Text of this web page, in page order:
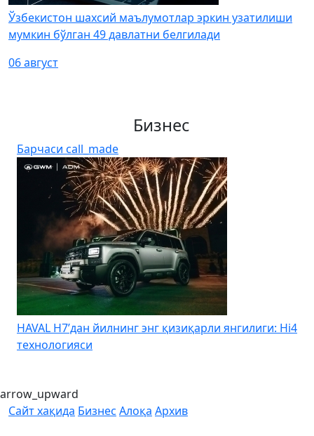
Ўзбекистон шахсий маълумотлар эркин узатилиши
мумкин бўлган 49 давлатни белгилади
06 август
Бизнес
Барчаси call_made
HAVAL H7’дан йилнинг энг қизиқарли янгилиги: Hi4
технологияси
arrow_upward
Сайт хақида Бизнес Алоқа Архив